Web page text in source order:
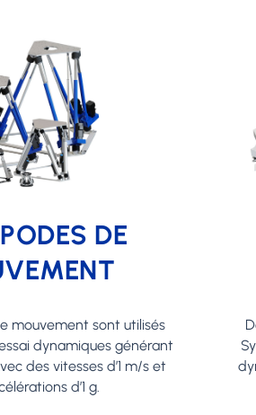
DE
mouvement sont utilisés
dynamiques générant
des vitesses d’1 m/s et
d’1 g.